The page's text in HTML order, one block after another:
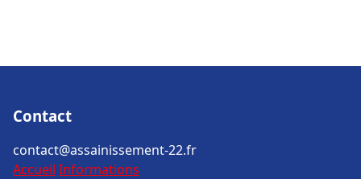
Contact
contact@assainissement-22.fr
Accueil Informations